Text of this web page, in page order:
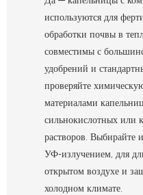
используются для
обработки почвы в
совместимы с
удобрений и
проверяйте
материалами
сильнокислотных или
растворов. Выбирайте
УФ-излучением, для
открытом воздухе и
холодном климате.